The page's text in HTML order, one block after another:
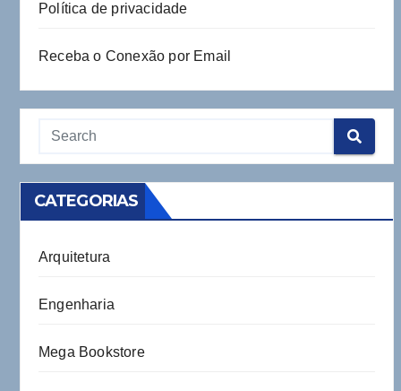
Política de privacidade
Receba o Conexão por Email
CATEGORIAS
Arquitetura
Engenharia
Mega Bookstore